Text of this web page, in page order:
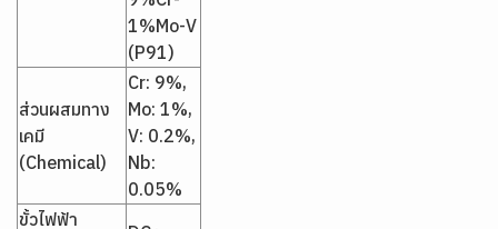
1%Mo-V
(P91)
ส่วนผสมทาง
เคมี
(Chemical)
Cr: 9%,
Mo: 1%,
V: 0.2%,
Nb:
0.05%
ขั้วไฟฟ้า